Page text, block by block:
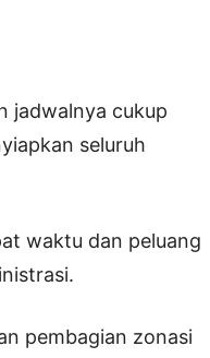
jadwalnya cukup
seluruh
waktu dan peluang
pembagian zonasi